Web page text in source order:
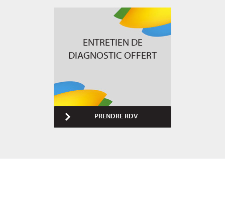
ENTRETIEN DE
DIAGNOSTIC OFFERT
PRENDRE RDV